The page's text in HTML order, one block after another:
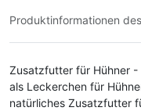
Produktinformationen
Zusatzfutter für Hühner
als Leckerchen für
natürliches Zusatzfutter